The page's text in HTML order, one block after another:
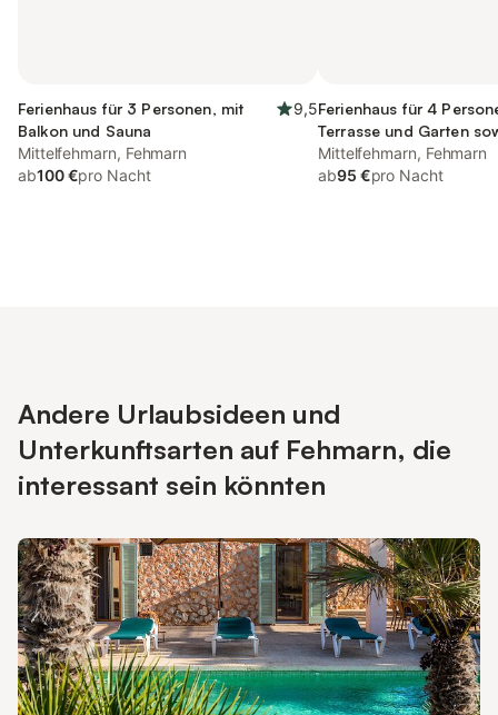
Ferienhaus für 3 Personen, mit
Balkon und Sauna
9,5
Mittelfehmarn, Fehmarn
ab100 €pro Nacht
Ferienhaus für 4
Terrasse und Garten
Mittelfehmarn, Fehmarn
ab95 €pro Nacht
Andere Urlaubsideen und
Unterkunftsarten auf Fehmarn, die
interessant sein könnten